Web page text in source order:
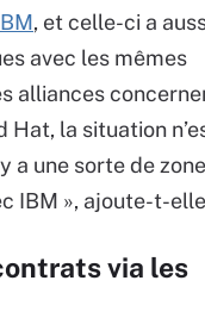
, et celle-ci a
avec les mêmes
alliances
la situation
a une sorte de
IBM », ajoute-t-elle
via les